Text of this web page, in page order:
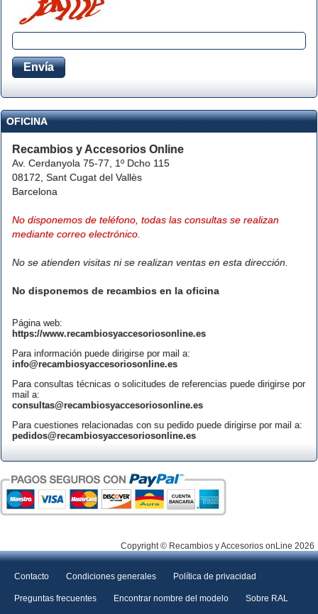
OFICINA
Recambios y Accesorios Online
Av. Cerdanyola 75-77, 1º Dcho 115
08172, Sant Cugat del Vallès
Barcelona
No disponemos de teléfono, todas las consultas se realizan
mediante correo electrónico.
No se atienden visitas ni se realizan ventas en esta dirección.
No disponemos de recambios en la oficina
Página web:
https://www.recambiosyaccesoriosonline.es
Para información puede dirigirse por mail a:
info@recambiosyaccesoriosonline.es
Para consultas técnicas o solicitudes de referencias puede dirigirse por
mail a:
consultas@recambiosyaccesoriosonline.es
Para cuestiones relacionadas con su pedido puede dirigirse por mail a:
pedidos@recambiosyaccesoriosonline.es
Copyright © Recambios y Accesorios onLine 2026
Contacto Condiciones generales Política de privacidad
Preguntas frecuentes Encontrar nombre del modelo Sobre RAL